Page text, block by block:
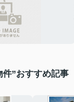
”おすすめ記事